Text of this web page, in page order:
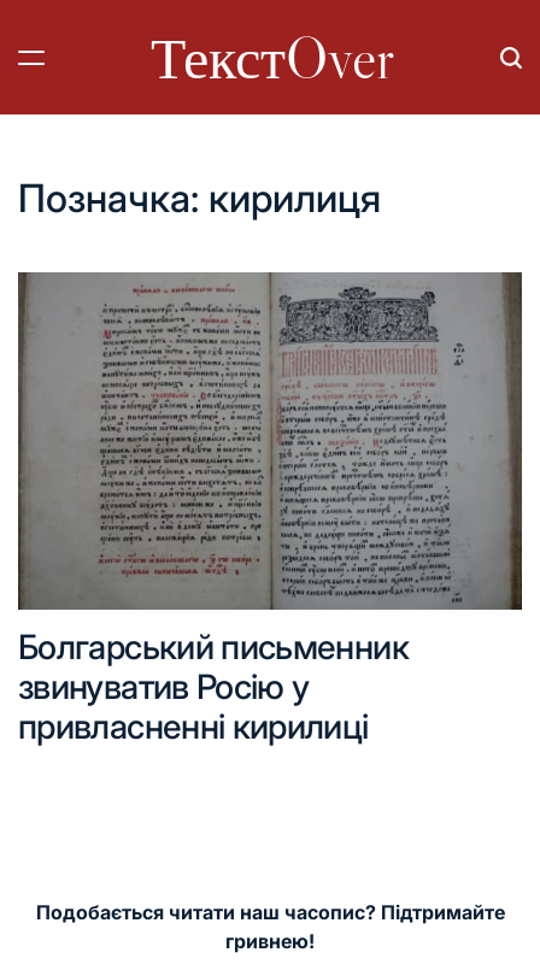
вмісту
ТекстOver
Позначка: кирилиця
Болгарський письменник
звинуватив Росію у
привласненні кирилиці
Подобається читати наш часопис? Підтримайте
гривнею!